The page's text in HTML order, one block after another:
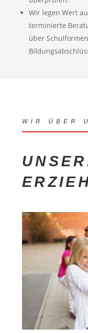
Wir legen Wert
terminierte
über
WIR ÜBER